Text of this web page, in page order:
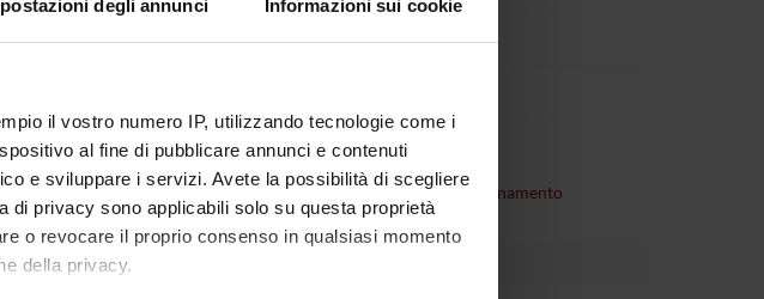
degli annunci Informazioni sui cookie
il vostro numero IP, utilizzando tecnologie come i
al fine di pubblicare annunci e contenuti
e sviluppare i servizi. Avete la possibilità di scegliere
privacy sono applicabili solo su questa proprietà
o revocare il proprio consenso in qualsiasi momento
della privacy.
questo modulo appartiene, consultare organizzazione dell'insegnamento